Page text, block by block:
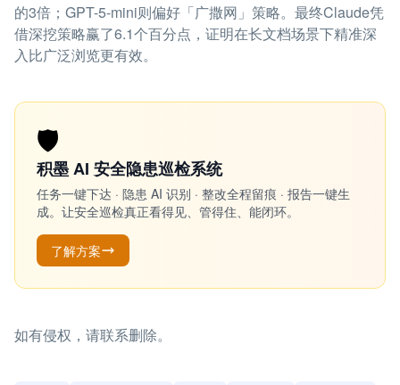
的3倍；GPT-5-mini则偏好「广撒网」策略。最终Claude凭
借深挖策略赢了6.1个百分点，证明在长文档场景下精准深
入比广泛浏览更有效。
🛡️
积墨 AI 安全隐患巡检系统
任务一键下达 · 隐患 AI 识别 · 整改全程留痕 · 报告一键生
成。让安全巡检真正看得见、管得住、能闭环。
了解方案
如有侵权，请联系删除。